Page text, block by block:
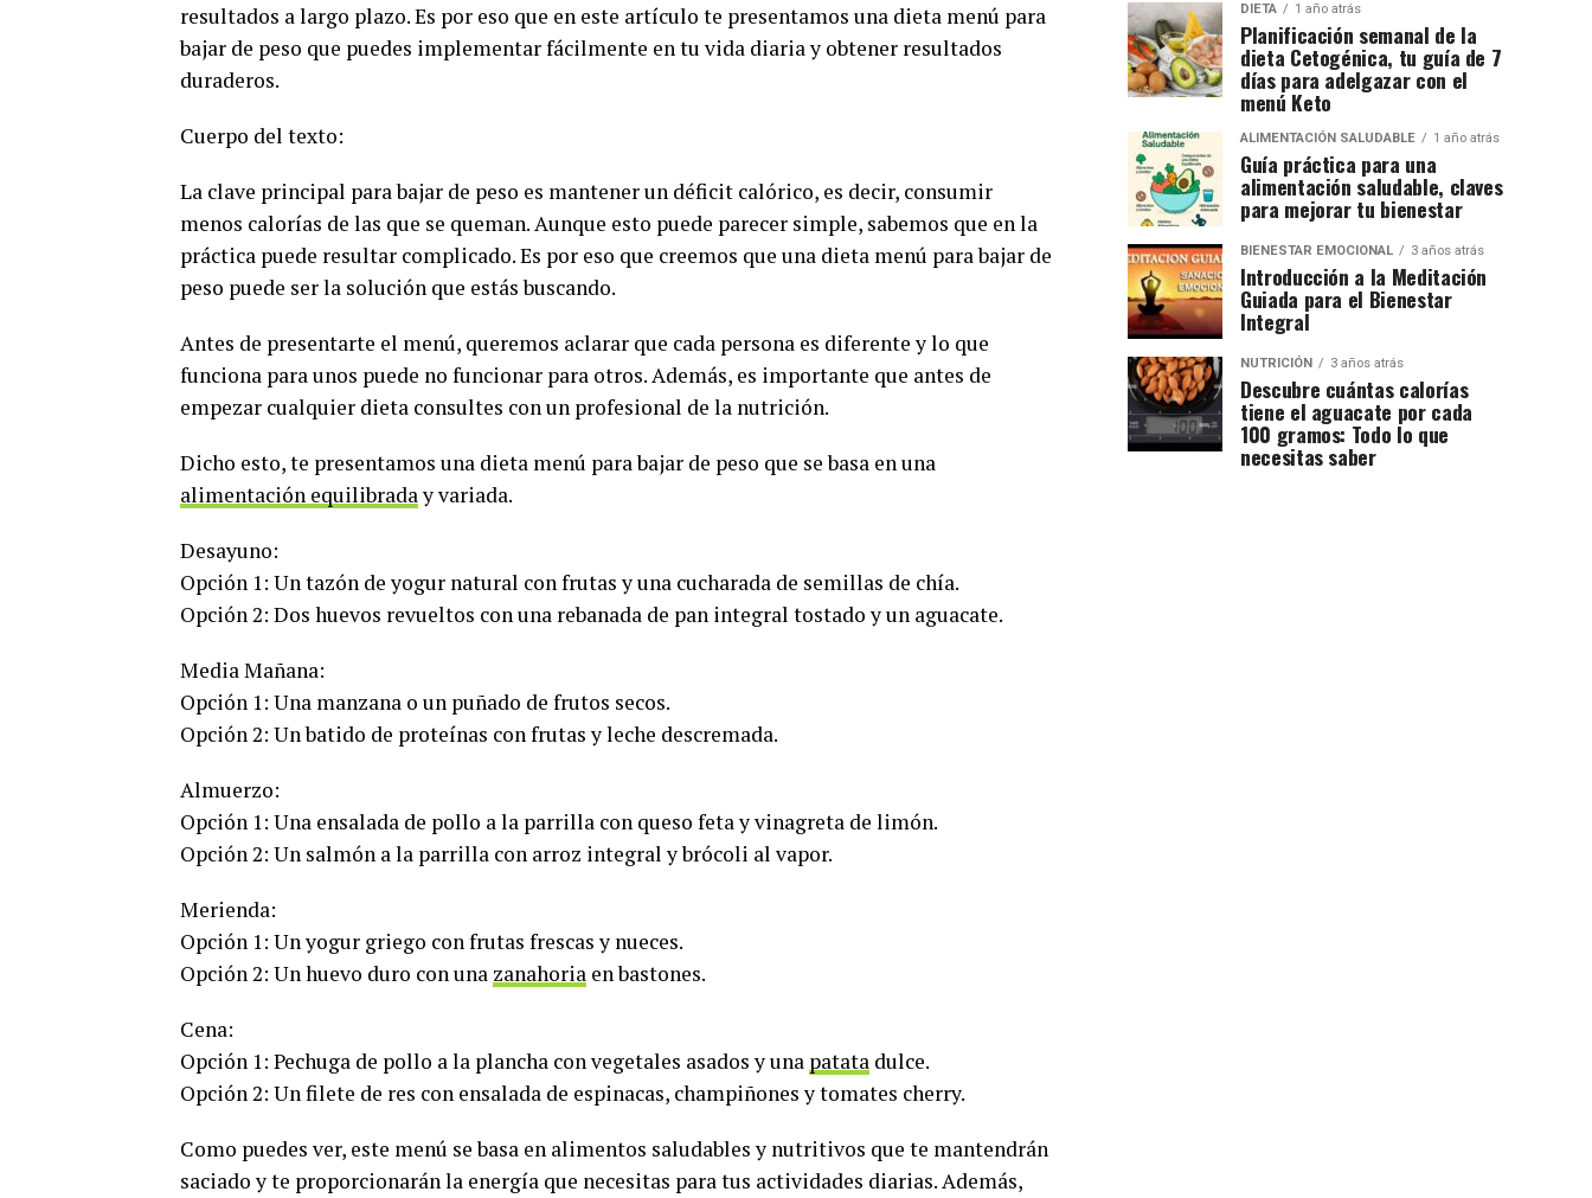
resultados a largo plazo. Es por eso que en este artículo te presentamos una dieta menú para
bajar de peso que puedes implementar fácilmente en tu vida diaria y obtener resultados
duraderos.
Cuerpo del texto:
La clave principal para bajar de peso es mantener un déficit calórico, es decir, consumir
menos calorías de las que se queman. Aunque esto puede parecer simple, sabemos que en la
práctica puede resultar complicado. Es por eso que creemos que una dieta menú para bajar de
peso puede ser la solución que estás buscando.
Antes de presentarte el menú, queremos aclarar que cada persona es diferente y lo que
funciona para unos puede no funcionar para otros. Además, es importante que antes de
empezar cualquier dieta consultes con un profesional de la nutrición.
Dicho esto, te presentamos una dieta menú para bajar de peso que se basa en una
alimentación equilibraday variada.
Desayuno:
Opción 1: Un tazón de yogur natural con frutas y una cucharada de semillas de chía.
Opción 2: Dos huevos revueltos con una rebanada de pan integral tostado y un aguacate.
Media Mañana:
Opción 1: Una manzana o un puñado de frutos secos.
Opción 2: Un batido de proteínas con frutas y leche descremada.
Almuerzo:
Opción 1: Una ensalada de pollo a la parrilla con queso feta y vinagreta de limón.
Opción 2: Un salmón a la parrilla con arroz integral y brócoli al vapor.
Merienda:
Opción 1: Un yogur griego con frutas frescas y nueces.
Opción 2: Un huevo duro con una zanahoria en bastones.
Cena:
Opción 1: Pechuga de pollo a la plancha con vegetales asados y una patata dulce.
Opción 2: Un filete de res con ensalada de espinacas, champiñones y tomates cherry.
Como puedes ver, este menú se basa en alimentos saludables y nutritivos que te mantendrán
saciado y te proporcionarán la energía que necesitas para tus actividades diarias. Además,
DIETA 1 año atrás
Planificación semanal de la
dieta Cetogénica, tu guía de 7
días para adelgazar con el
menú Keto
ALIMENTACIÓN SALUDABLE 1 año atrás
Guía práctica para una
alimentación saludable, claves
para mejorar tu bienestar
BIENESTAR EMOCIONAL 3 años atrás
Introducción a la Meditación
Guiada para el Bienestar
Integral
NUTRICIÓN 3 años atrás
Descubre cuántas calorías
tiene el aguacate por cada
100 gramos: Todo lo que
necesitas saber